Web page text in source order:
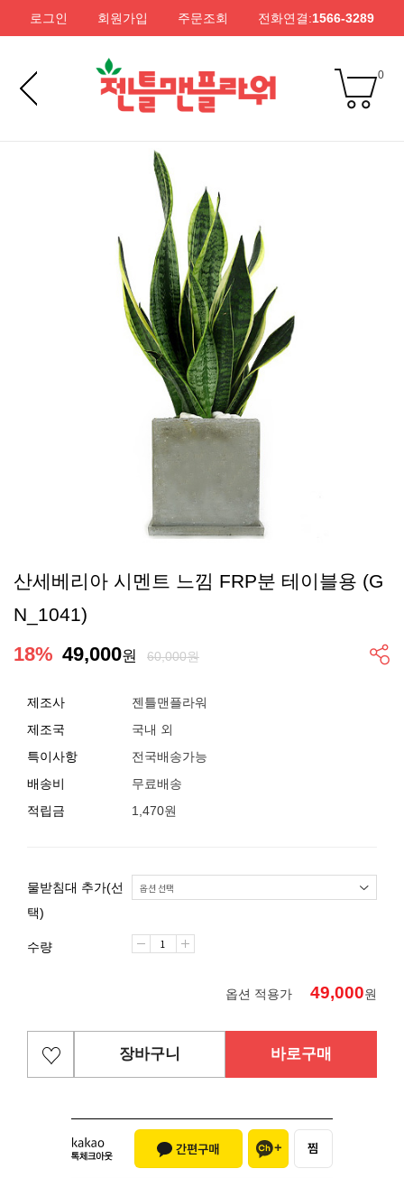
로그인 회원가입 주문조회 전화연결:1566-3289
0
산세베리아 시멘트 느낌 FRP분 테이블용 (G
N_1041)
18% 49,000원 60,000원
제조사
젠틀맨플라워
제조국
국내 외
특이사항
전국배송가능
배송비
무료배송
적립금
1,470원
물받침대 추가(선
택)
수량
옵션 적용가 49,000원
장바구니 바로구매